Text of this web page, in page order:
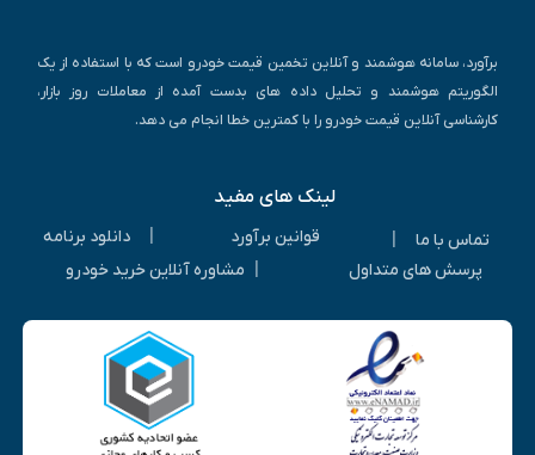
برآورد، سامانه هوشمند و آنلاین تخمین قیمت خودرو است که با استفاده از یک
الگوریتم هوشمند و تحلیل داده های بدست آمده از معاملات روز بازار،
کارشناسی آنلاین قیمت خودرو را با کمترین خطا انجام می دهد.
لینک های مفید
تماس با ما قوانین برآورد
دانلود برنامه
پرسش های متداول
مشاوره آنلاین خرید خودرو